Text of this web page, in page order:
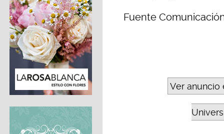
Fuente
Ver anuncio